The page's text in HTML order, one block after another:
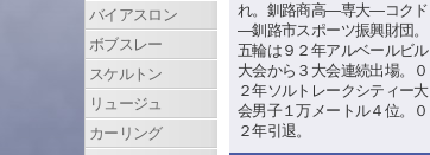
れ。釧路商高—専大—コクド
—釧路市スポーツ振興財団。
五輪は９２年アルベールビル
大会から３大会連続出場。０
２年ソルトレークシティー大
会男子１万メートル４位。０
２年引退。
バイアスロン
ボブスレー
スケルトン
リュージュ
カーリング